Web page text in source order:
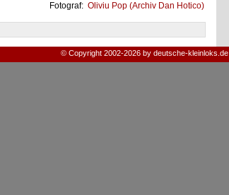
Fotograf: Oliviu Pop (Archiv Dan Hotico)
© Copyright 2002-2026 by deutsche-kleinloks.de